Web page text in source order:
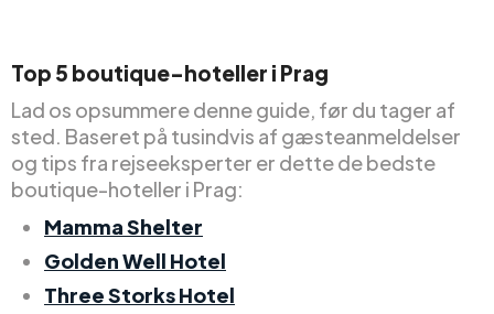
Top 5 boutique-hoteller i Prag
Lad os opsummere denne guide, før du tager af
sted. Baseret på tusindvis af gæsteanmeldelser
og tips fra rejseeksperter er dette de bedste
boutique-hoteller i Prag:
Mamma Shelter
Golden Well Hotel
Three Storks Hotel